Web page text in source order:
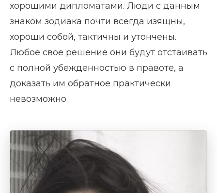
хорошими дипломатами. Люди с данным
знаком зодиака почти всегда изящны,
хороши собой, тактичны и утончены.
Любое свое решение они будут отстаивать
с полной убежденностью в правоте, а
доказать им обратное практически
невозможно.